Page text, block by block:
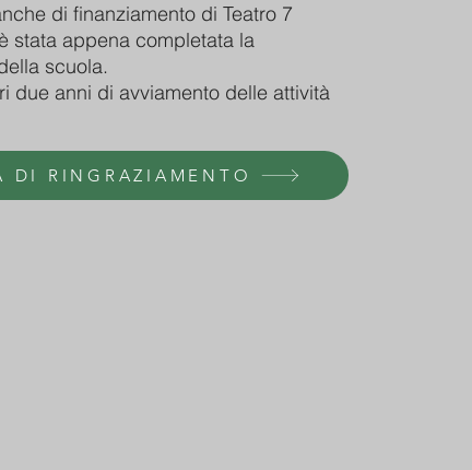
di finanziamento di Teatro 7
stata appena completata la
scuola.
due anni di avviamento delle attività
DI RINGRAZIAMENTO